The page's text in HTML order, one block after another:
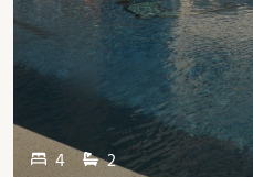
4 2